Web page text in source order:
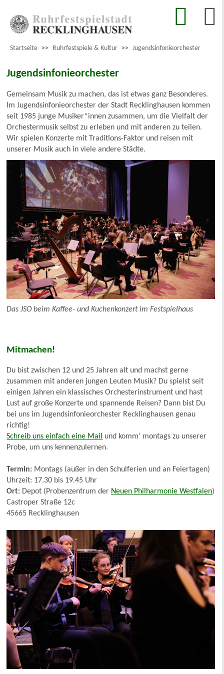
Startseite >> Ruhrfestspiele & Kultur >> Jugendsinfonieorchester
Jugendsinfonieorchester
Gemeinsam Musik zu machen, das ist etwas ganz Besonderes.
Im Jugendsinfonieorchester der Stadt Recklinghausen kommen
seit 1985 junge Musiker*innen zusammen, um die Vielfalt der
Orchestermusik selbst zu erleben und mit anderen zu teilen.
Wir spielen Konzerte mit Traditions-Faktor und reisen mit
unserer Musik auch in viele andere Städte.
Das JSO beim Kaffee- und Kuchenkonzert im Festspielhaus
Mitmachen!
Du bist zwischen 12 und 25 Jahren alt und machst gerne
zusammen mit anderen jungen Leuten Musik? Du spielst seit
einigen Jahren ein klassisches Orchesterinstrument und hast
Lust auf große Konzerte und spannende Reisen? Dann bist Du
bei uns im Jugendsinfonieorchester Recklinghausen genau
richtig!
Schreib uns einfach eine Mail
und komm‘ montags zu unserer
Probe, um uns kennenzulernen.
Termin: Montags (außer in den Schulferien und an Feiertagen)
Uhrzeit: 17.30 bis 19.45 Uhr
Ort: Depot (Probenzentrum der Neuen Philharmonie Westfalen)
Castroper Straße 12c
45665 Recklinghausen